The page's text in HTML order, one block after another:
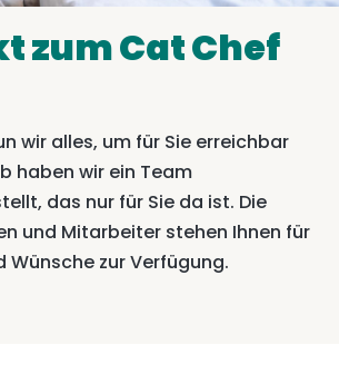
zum Cat Chef
wir alles, um für Sie erreichbar
haben wir ein Team
das nur für Sie da ist. Die
und Mitarbeiter stehen Ihnen für
Wünsche zur Verfügung.